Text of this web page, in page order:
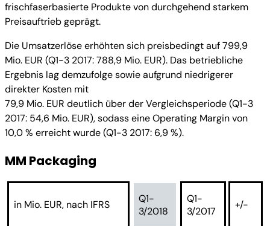
frischfaserbasierte Produkte von durchgehend starkem
Preisauftrieb geprägt.
Die Umsatzerlöse erhöhten sich preisbedingt auf 799,9
Mio. EUR (Q1-3 2017: 788,9 Mio. EUR). Das betriebliche
Ergebnis lag demzufolge sowie aufgrund niedrigerer
direkter Kosten mit
79,9 Mio. EUR deutlich über der Vergleichsperiode (Q1-3
2017: 54,6 Mio. EUR), sodass eine Operating Margin von
10,0 % erreicht wurde (Q1-3 2017: 6,9 %).
MM Packaging
in Mio. EUR, nach IFRS
Q1-
3/2018
Q1-
3/2017
+/-